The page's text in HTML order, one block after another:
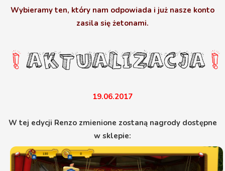
Wybieramy ten, który nam odpowiada i już nasze konto
zasila się żetonami.
19.06.2017
W tej edycji Renzo zmienione zostaną nagrody dostępne
w sklepie: